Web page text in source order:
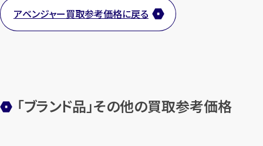
まずはお電話で無料査定
メールで無料相談する
アベンジャー買取参考価格に戻る
「ブランド品」その他の買取参考価格